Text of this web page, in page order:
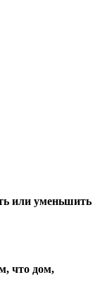
или уменьшить
чтo дом,